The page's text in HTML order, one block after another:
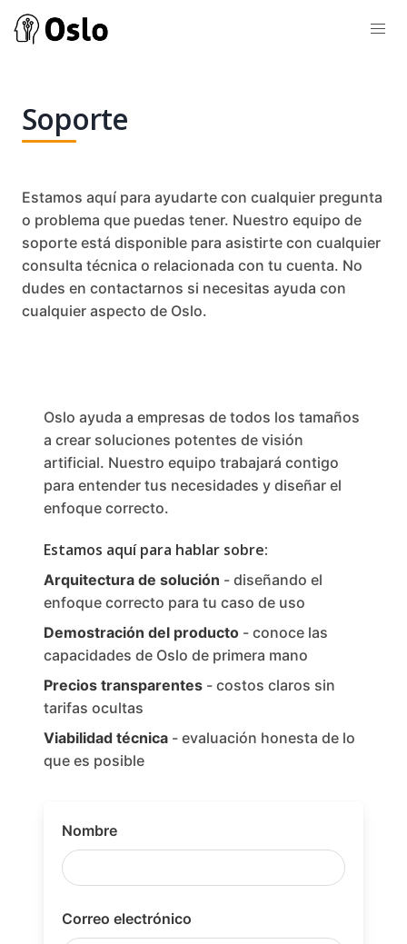
Soporte
Estamos aquí para ayudarte con cualquier pregunta
o problema que puedas tener. Nuestro equipo de
soporte está disponible para asistirte con cualquier
consulta técnica o relacionada con tu cuenta. No
dudes en contactarnos si necesitas ayuda con
cualquier aspecto de Oslo.
Oslo ayuda a empresas de todos los tamaños
a crear soluciones potentes de visión
artificial. Nuestro equipo trabajará contigo
para entender tus necesidades y diseñar el
enfoque correcto.
Estamos aquí para hablar sobre:
Arquitectura de solución - diseñando el
enfoque correcto para tu caso de uso
Demostración del producto - conoce las
capacidades de Oslo de primera mano
Precios transparentes - costos claros sin
tarifas ocultas
Viabilidad técnica - evaluación honesta de lo
que es posible
Nombre
Correo electrónico